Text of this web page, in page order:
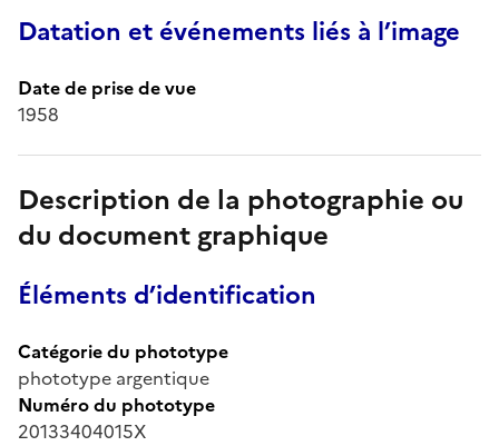
Datation et événements liés à l’image
Date de prise de vue
1958
Description de la photographie ou
du document graphique
Éléments d’identification
Catégorie du phototype
phototype argentique
Numéro du phototype
20133404015X